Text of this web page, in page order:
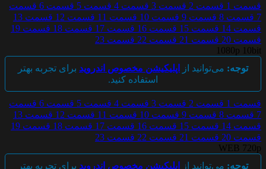
قسمت 1 قسمت 2 قسمت 3 قسمت 4 قسمت 5 قسمت 6
قسمت
7 قسمت 8 قسمت 9 قسمت 10 قسمت 11 قسمت 12
قسمت 13
قسمت 14
قسمت 15 قسمت 16 قسمت 17 قسمت 18
قسمت 19
قسمت 20
قسمت 21 قسمت 22
قسمت 23
1080p 10bit
توجه: می‌توانید از اپلیکیشن مخصوص اندروید برای تجربه بهتر
استفاده کنید.
قسمت 1 قسمت 2 قسمت 3 قسمت 4 قسمت 5 قسمت 6
قسمت
7 قسمت 8 قسمت 9 قسمت 10 قسمت 11 قسمت 12
قسمت 13
قسمت 14
قسمت 15 قسمت 16 قسمت 17 قسمت 18
قسمت 19
قسمت 20
قسمت 21 قسمت 22
قسمت 23
WEB 720p
توجه: می‌توانید از اپلیکیشن مخصوص اندروید برای تجربه بهتر